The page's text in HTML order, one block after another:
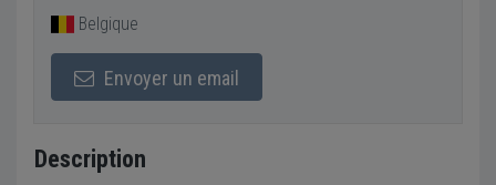
Belgique
Envoyer un email
Description